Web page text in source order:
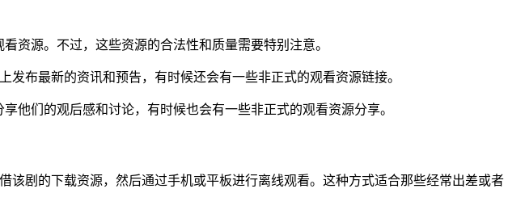
资源。不过，这些资源的合法性和质量需要特别注意。
布最新的资讯和预告，有时候还会有一些非正式的观看资源链接。
他们的观后感和讨论，有时候也会有一些非正式的观看资源分享。
剧的下载资源，然后通过手机或平板进行离线观看。这种方式适合那些经常出差或者